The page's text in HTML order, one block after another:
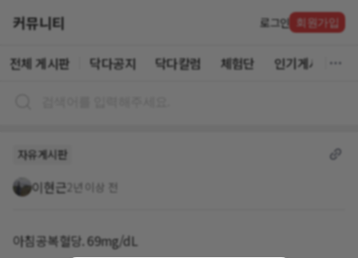
커뮤니티 로그인 회원가입
전체 게시판 닥다공지 닥다칼럼 체험단 인기게시글
자유게시판
이현근2년 이상 전
아침공복혈당. 69mg/dL